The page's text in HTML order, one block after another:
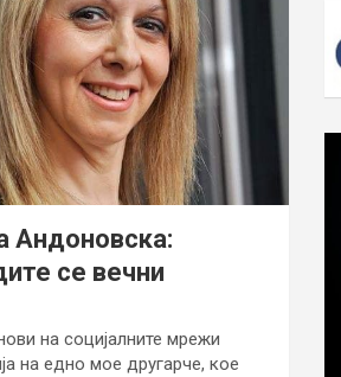
Андоновска:
се вечни
на социјалните мрежи
на едно мое другарче, кое